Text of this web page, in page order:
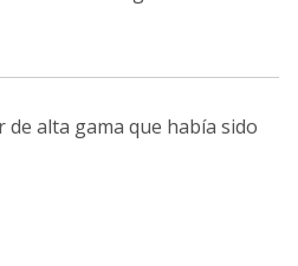
de alta gama que había sido